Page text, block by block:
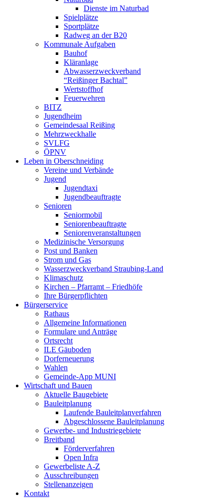
Dienste im Naturbad
Spielplätze
Sportplätze
Radweg an der B20
Kommunale Aufgaben
Bauhof
Kläranlage
Abwasserzweckverband
“Reißinger Bachtal”
Wertstoffhof
Feuerwehren
BITZ
Jugendheim
Gemeindesaal Reißing
Mehrzweckhalle
SVLFG
ÖPNV
Leben in Oberschneiding
Vereine und Verbände
Jugend
Jugendtaxi
Jugendbeauftragte
Senioren
Seniormobil
Seniorenbeauftragte
Seniorenveranstaltungen
Medizinische Versorgung
Post und Banken
Strom und Gas
Wasserzweckverband Straubing-Land
Klimaschutz
Kirchen – Pfarramt – Friedhöfe
Ihre Bürgerpflichten
Bürgerservice
Rathaus
Allgemeine Informationen
Formulare und Anträge
Ortsrecht
ILE Gäuboden
Dorferneuerung
Wahlen
Gemeinde-App MUNI
Wirtschaft und Bauen
Aktuelle Baugebiete
Bauleitplanung
Laufende Bauleitplanverfahren
Abgeschlossene Bauleitplanung
Gewerbe- und Industriegebiete
Breitband
Förderverfahren
Open Infra
Gewerbeliste A-Z
Ausschreibungen
Stellenanzeigen
Kontakt